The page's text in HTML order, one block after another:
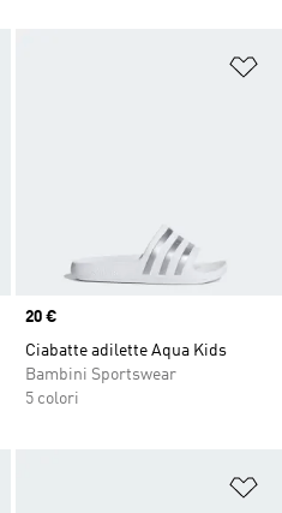
Aggiungi alla lista dei desideri
Price
20 €
Ciabatte adilette Aqua Kids
Bambini Sportswear
5 colori
Aggiungi alla lista dei desideri